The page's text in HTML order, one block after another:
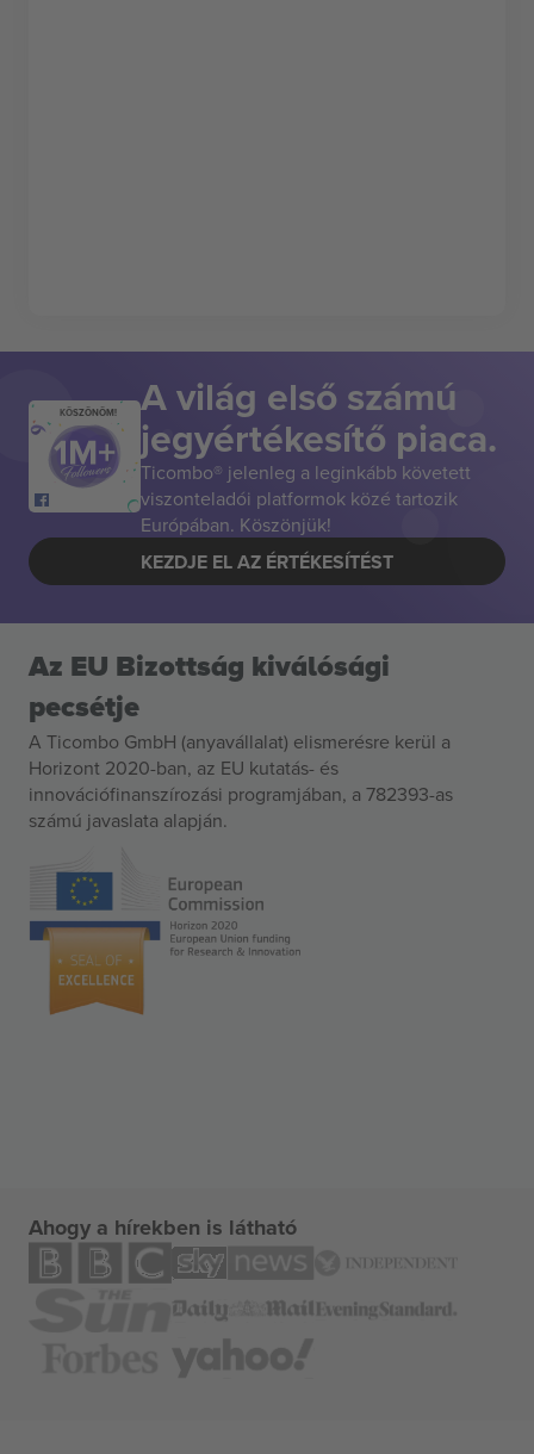
KÖSZÖNÖM! A világ első számú
jegyértékesítő piaca.
Ticombo® jelenleg a leginkább követett
viszonteladói platformok közé tartozik
Európában. Köszönjük!
KEZDJE EL AZ ÉRTÉKESÍTÉST
Az EU Bizottság kiválósági
pecsétje
A Ticombo GmbH (anyavállalat) elismerésre kerül a
Horizont 2020-ban, az EU kutatás- és
innovációfinanszírozási programjában, a 782393-as
számú javaslata alapján.
Ahogy a hírekben is látható